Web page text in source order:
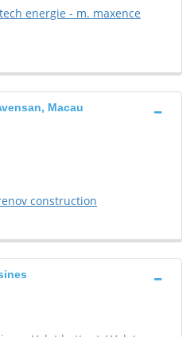
energie - m. maxence
Macau
construction